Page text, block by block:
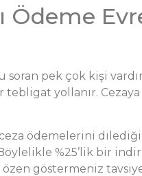
Ödeme
soran pek çok kişi
yollanır.
ödemelerini
%25’lik bir
göstermeniz